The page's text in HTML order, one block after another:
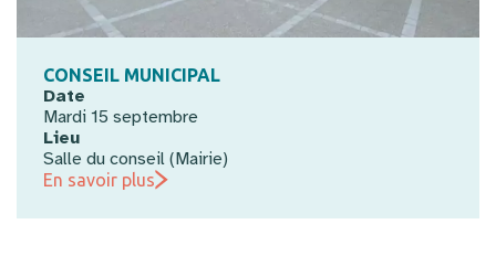
CONSEIL MUNICIPAL
Date
Mardi 15 septembre
Lieu
Salle du conseil (Mairie)
En savoir plus